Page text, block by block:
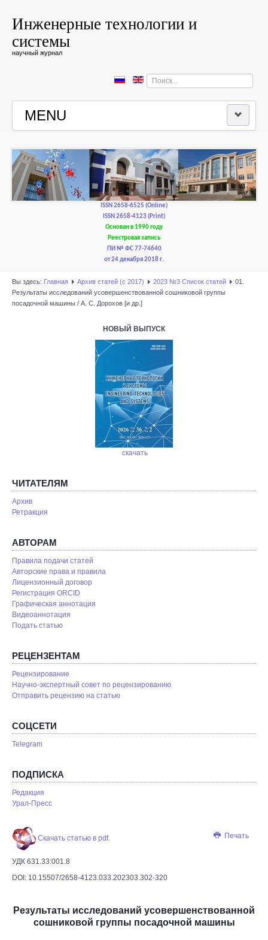
Инженерные технологии и
системы
научный журнал
Искать...
MENU
РЕДКОЛЛЕГИЯ
РЕДАКЦИОННАЯ ПОЛИТИКА И ЭТИКА
ISSN 2658-6525 (Online)
ISSN 2658-4123 (Print)
Основан в 1990 году
Реестровая запись
ПИ № ФС 77-74640
от 24 декабря 2018 г.
Вы здесь: Главная Архив статей (с 2017) 2023 №3 Список статей
01.
Результаты исследований усовершенствованной сошниковой группы
посадочной машины / А. С. Дорохов [и др.]
НОВЫЙ ВЫПУСК
скачать
ЧИТАТЕЛЯМ
Архив
Ретракция
АВТОРАМ
Правила подачи статей
Авторские права и правила
Лицензионный договор
Регистрация ORCID
Графическая аннотация
Видеоаннотация
Подать статью
РЕЦЕНЗЕНТАМ
Рецензирование
Научно-экспертный совет по рецензированию
Отправить рецензию на статью
СОЦСЕТИ
Telegram
ПОДПИСКА
Редакция
Урал-Пресс
Печать
Скачать статью в pdf.
УДК 631.33:001.8
DOI: 10.15507/2658-4123.033.202303.302-320
Результаты исследований усовершенствованной
сошниковой группы посадочной машины